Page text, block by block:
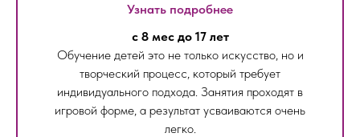
Узнать подробнее
с 8 мес до 17 лет
Обучение детей это не только искусство, но и
творческий процесс, который требует
индивидуального подхода. Занятия проходят в
игровой форме, а результат усваиваются очень
легко.